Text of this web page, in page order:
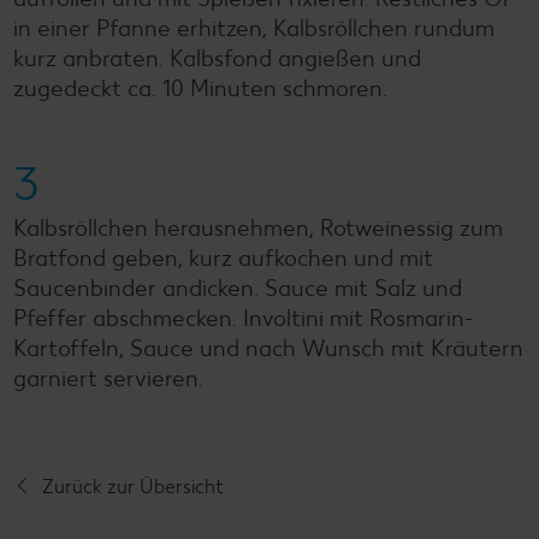
in einer Pfanne erhitzen, Kalbsröllchen rundum
kurz anbraten. Kalbsfond angießen und
zugedeckt ca. 10 Minuten schmoren.
3
Kalbsröllchen herausnehmen, Rotweinessig zum
Bratfond geben, kurz aufkochen und mit
Saucenbinder andicken. Sauce mit Salz und
Pfeffer abschmecken. Involtini mit Rosmarin-
Kartoffeln, Sauce und nach Wunsch mit Kräutern
garniert servieren.
Zurück zur Übersicht